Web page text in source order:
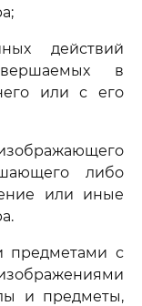
действий
в
или с его
либо
или иные
предметами с
и предметы,